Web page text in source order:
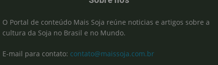
O Portal de conteúdo Mais Soja reúne noticias e artigos sobre a
cultura da Soja no Brasil e no Mundo.
E-mail para contato: contato@maissoja.com.br